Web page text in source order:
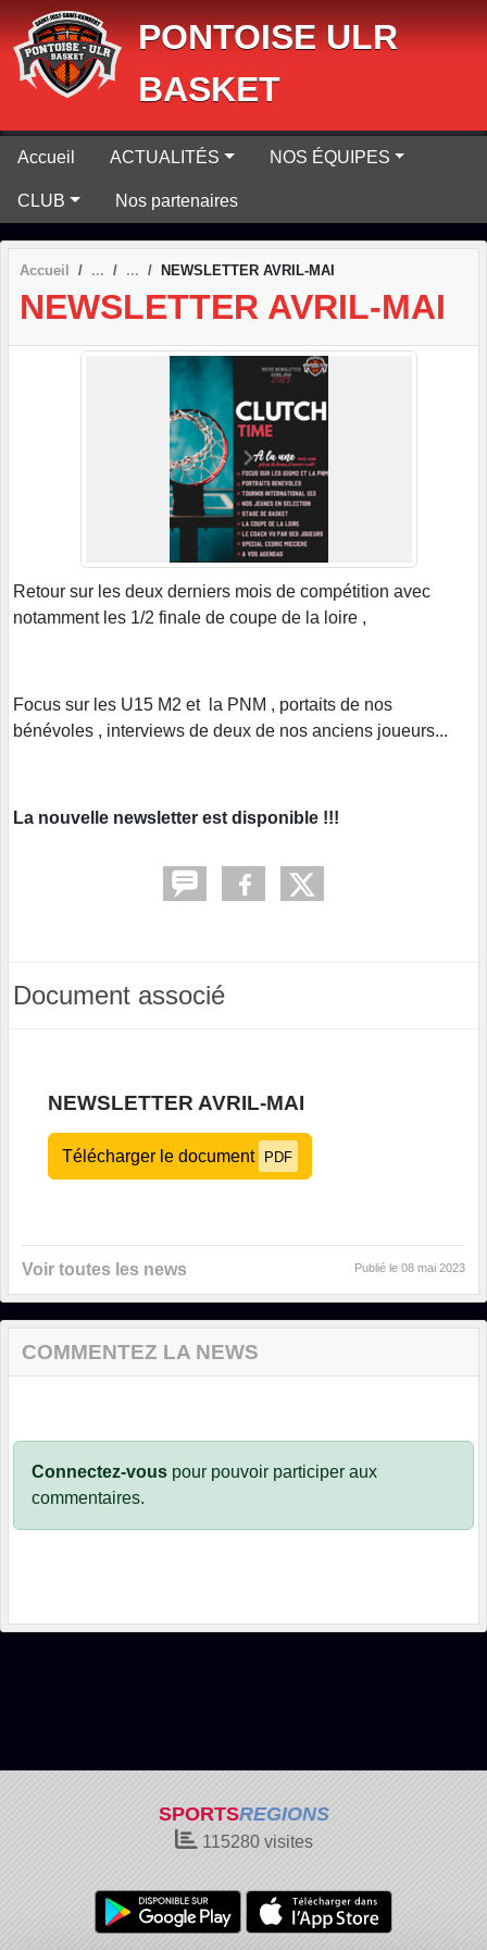
PONTOISE ULR
BASKET
Accueil ACTUALITÉS NOS ÉQUIPES
CLUB Nos partenaires
Accueil NEWSLETTER AVRIL-MAI
NEWSLETTER AVRIL-MAI
Retour sur les deux derniers mois de compétition avec
notamment les 1/2 finale de coupe de la loire ,
Focus sur les U15 M2 et la PNM , portaits de nos
bénévoles , interviews de deux de nos anciens joueurs...
La nouvelle newsletter est disponible !!!
Document associé
NEWSLETTER AVRIL-MAI
Télécharger le document PDF
Voir toutes les news Publié le 08 mai 2023
COMMENTEZ LA NEWS
Connectez-vous pour pouvoir participer aux
commentaires.
SPORTSREGIONS
115280visites
Panneau de gestion des cookies